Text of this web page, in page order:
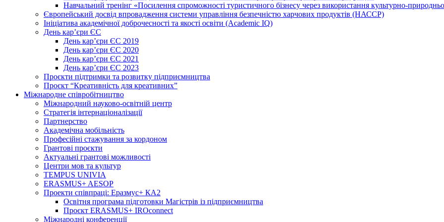
Навчальний тренінг «Посилення спроможності туристичного бізнесу через використання культурно-
Європейський досвід впровадження системи управління безпечністю харчових продуктів (НАССР)
Ініціатива академічної доброчесності та якості освіти (Academic IQ)
День кар’єри ЄС
День кар’єри ЄС 2019
День кар’єри ЄС 2020
День кар’єри ЄС 2021
День кар’єри ЄС 2023
Проєкти підтримки та розвитку підприємництва
Проєкт “Креативність для креативних”
Міжнародне співробітництво
Міжнародний науково-освітній центр
Стратегія інтернаціоналізації
Партнерство
Академічна мобільність
Професійні стажування за кордоном
Грантові проєкти
Актуальні грантові можливості
Центри мов та культур
TEMPUS UNIVIA
ERASMUS+ AESOP
Проекти співпраці: Еразмус+ КА2
Освітня програма підготовки Магістрів із підприємництва
Проєкт ERASMUS+ IROconnect
Міжнародні конференції